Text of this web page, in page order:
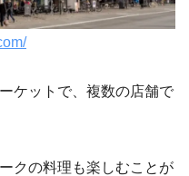
ケットで、複数の店舗で
クの料理も楽しむことが